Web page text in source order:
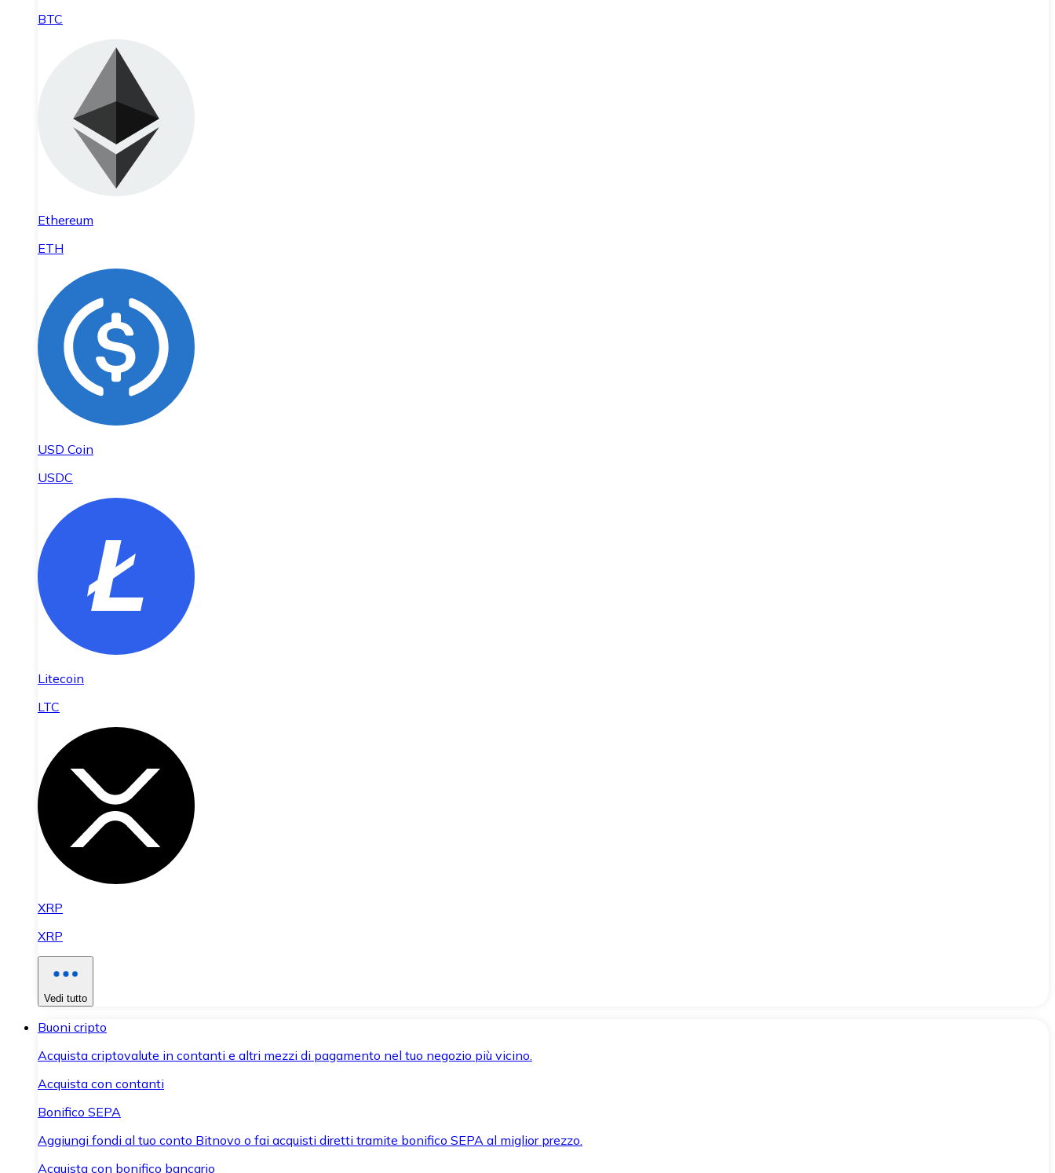
BTC
Ethereum
ETH
USD Coin
USDC
Litecoin
LTC
XRP
XRP
Vedi tutto
Buoni cripto
Acquista criptovalute in contanti e altri mezzi di pagamento nel tuo negozio più vicino.
Acquista con contanti
Bonifico SEPA
Aggiungi fondi al tuo conto Bitnovo o fai acquisti diretti tramite bonifico SEPA al miglior prezzo.
Acquista con bonifico bancario